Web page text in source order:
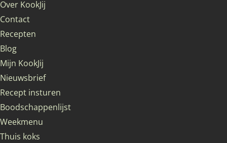
Over KookJij
Contact
Recepten
Blog
Mijn KookJij
Nieuwsbrief
Recept insturen
Boodschappenlijst
Weekmenu
Thuis koks